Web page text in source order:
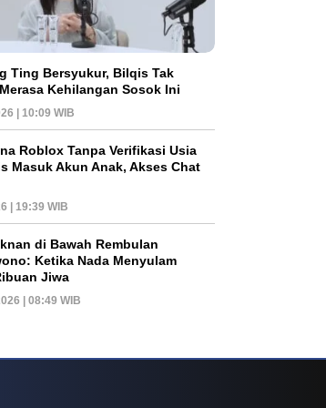
Ting Bersyukur, Bilqis Tak
Kehilangan Sosok Ini
| 10:09 WIB
Roblox Tanpa Verifikasi Usia
Masuk Akun Anak, Akses Chat
| 19:39 WIB
di Bawah Rembulan
Ketika Nada Menyulam
Jiwa
| 08:49 WIB